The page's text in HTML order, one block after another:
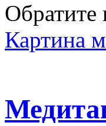
Обратите
Картина